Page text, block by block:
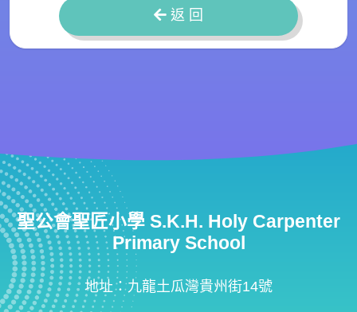
返 回
聖公會聖匠小學 S.K.H. Holy Carpenter
Primary School
地址：九龍土瓜灣貴州街14號